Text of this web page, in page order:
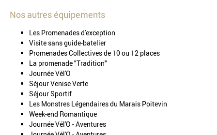
Nos autres équipements
Les Promenades d'exception
Visite sans guide-batelier
Promenades Collectives de 10 ou 12 places
La promenade "Tradition"
Journée Vél'O
Séjour Venise Verte
Séjour Sportif
Les Monstres Légendaires du Marais Poitevin
Week-end Romantique
Journée Vél'O - Aventures